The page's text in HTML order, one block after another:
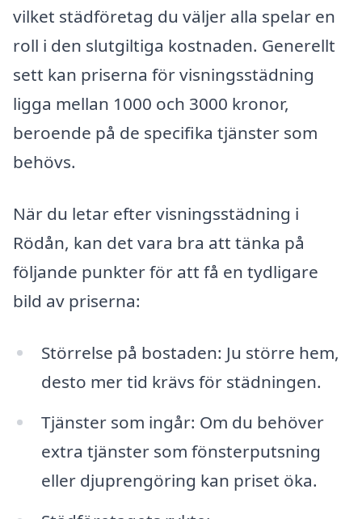
vilket städföretag du väljer alla spelar en
roll i den slutgiltiga kostnaden. Generellt
sett kan priserna för visningsstädning
ligga mellan 1000 och 3000 kronor,
beroende på de specifika tjänster som
behövs.
När du letar efter visningsstädning i
Rödån, kan det vara bra att tänka på
följande punkter för att få en tydligare
bild av priserna:
Störrelse på bostaden: Ju större hem,
desto mer tid krävs för städningen.
Tjänster som ingår: Om du behöver
extra tjänster som fönsterputsning
eller djuprengöring kan priset öka.